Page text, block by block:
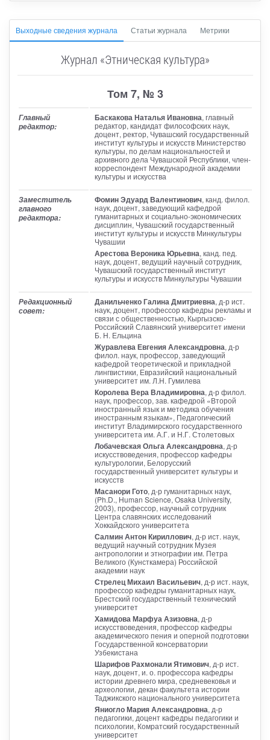
Выходные сведения журнала Статьи журнала Метрики
Журнал «Этническая культура»
Том 7, № 3
Главный
редактор:
Баскакова Наталья Ивановна, главный
редактор, кандидат философских наук,
доцент, ректор, Чувашский государственный
институт культуры и искусств Министерство
культуры, по делам национальностей и
архивного дела Чувашской Республики, член-
корреспондент Международной академии
культуры и искусства
Заместитель
главного
редактора:
Фомин Эдуард Валентинович, канд. филол.
наук, доцент, заведующий кафедрой
гуманитарных и социально-экономических
дисциплин, Чувашский государственный
институт культуры и искусств Минкультуры
Чувашии
Арестова Вероника Юрьевна, канд. пед.
наук, доцент, ведущий научный сотрудник,
Чувашский государственный институт
культуры и искусств Минкультуры Чувашии
Редакционный
совет:
Данильченко Галина Дмитриевна, д-р ист.
наук, доцент, профессор кафедры рекламы и
связи с общественностью, Кыргызско-
Российский Славянский университет имени
Б. Н. Ельцина
Журавлева Евгения Александровна, д-р
филол. наук, профессор, заведующий
кафедрой теоретической и прикладной
лингвистики, Евразийский национальный
университет им. Л.Н. Гумилева
Королева Вера Владимировна, д-р филол.
наук, профессор, зав. кафедрой «Второй
иностранный язык и методика обучения
иностранным языкам», Педагогический
институт Владимирского государственного
университета им. А.Г. и Н.Г. Столетовых
Лобачевская Ольга Александровна, д-р
искусствоведения, профессор кафедры
культурологии, Белорусский
государственный университет культуры и
искусств
Масанори Гото, д-р гуманитарных наук,
(Ph.D., Human Science, Osaka University,
2003), профессор, научный сотрудник
Центра славянских исследований
Хоккайдского университета
Салмин Антон Кириллович, д-р ист. наук,
ведущий научный сотрудник Музея
антропологии и этнографии им. Петра
Великого (Кунсткамера) Российской
академии наук
Стрелец Михаил Васильевич, д-р ист. наук,
профессор кафедры гуманитарных наук,
Брестский государственный технический
университет
Хамидова Марфуа Азизовна, д-р
искусствоведения, профессор кафедры
академического пения и оперной подготовки
Государственной консерватории
Узбекистана
Шарифов Рахмонали Ятимович, д-р ист.
наук, доцент, и. о. профессора кафедры
истории древнего мира, средневековья и
археологии, декан факультета истории
Таджикского национального университета
Яниогло Мария Александровна, д-р
педагогики, доцент кафедры педагогики и
психологии, Комратский государственный
университет